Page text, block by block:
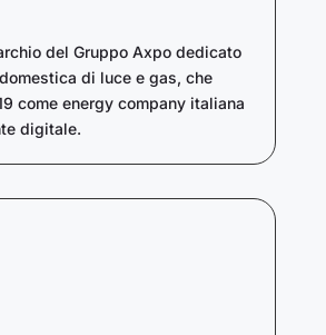
del Gruppo Axpo dedicato
di luce e gas, che
come energy company italiana
digitale.